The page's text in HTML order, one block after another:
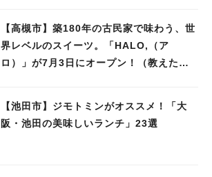
【高槻市】築180年の古民家で味わう、世
界レベルのスイーツ。「HALO,（ア
ロ）」が7月3日にオープン！（教えたい/
【池田市】ジモトミンがオススメ！「大
阪・池田の美味しいランチ」23選